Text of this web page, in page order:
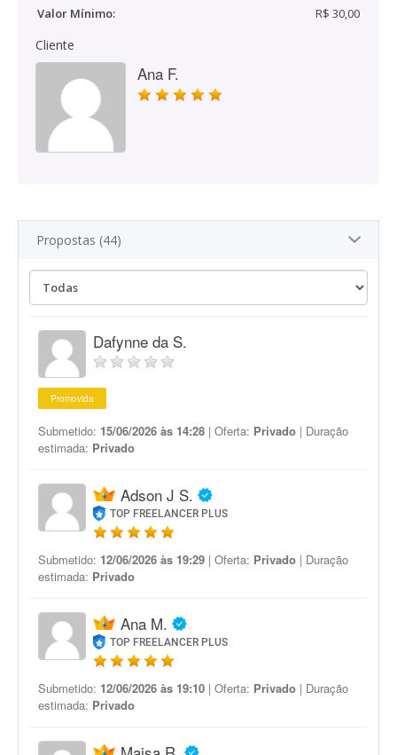
Valor Mínimo:
R$ 30,00
Cliente
Ana F.
Propostas (44)
Dafynne da S.
Promovida
Submetido: 15/06/2026 às 14:28 | Oferta: Privado | Duração
estimada: Privado
Adson J S.
TOP FREELANCER PLUS
Submetido: 12/06/2026 às 19:29 | Oferta: Privado | Duração
estimada: Privado
Ana M.
TOP FREELANCER PLUS
Submetido: 12/06/2026 às 19:10 | Oferta: Privado | Duração
estimada: Privado